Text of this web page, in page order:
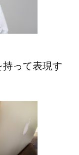
って表現す